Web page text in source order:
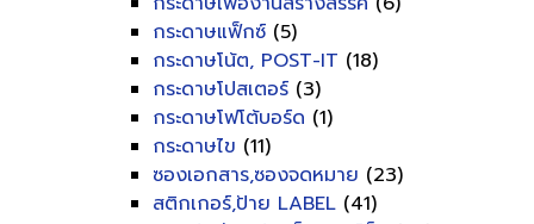
กระดาษแฟ็กซ์ (5)
กระดาษโน้ต, POST-IT (18)
กระดาษโปสเตอร์ (3)
กระดาษโฟโต้บอร์ด (1)
กระดาษไข (11)
ซองเอกสาร,ซองจดหมาย (23)
สติกเกอร์,ป้าย LABEL (41)